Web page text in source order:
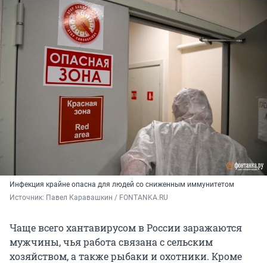
Инфекция крайне опасна для людей со сниженным иммунитетом
Источник: Павел Каравашкин / FONTANKA.RU
Чаще всего хантавирусом в России заражаются
мужчины, чья работа связана с сельским
хозяйством, а также рыбаки и охотники. Кроме